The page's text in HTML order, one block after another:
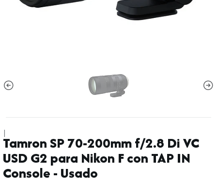
|
Tamron SP 70-200mm f/2.8 Di VC
USD G2 para Nikon F con TAP IN
Console - Usado